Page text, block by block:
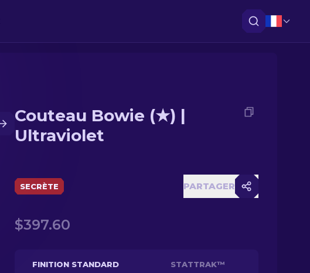
Couteau Bowie (★) |
Ultraviolet
SECRÈTE PARTAGER
$397.60
FINITION STANDARD STATTRAK™